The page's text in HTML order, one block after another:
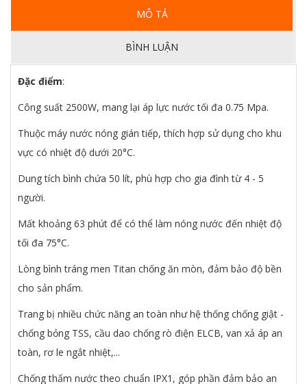
MÔ TẢ
BÌNH LUẬN
Đặc điểm:
Công suất 2500W, mang lại áp lực nước tối đa 0.75 Mpa.
Thuộc máy nước nóng gián tiếp, thích hợp sử dụng cho khu
vực có nhiệt độ dưới 20°C.
Dung tích bình chứa 50 lít, phù hợp cho gia đình từ 4 - 5
người.
Mất khoảng 63 phút để có thể làm nóng nước đến nhiệt độ
tối đa 75°C.
Lòng bình tráng men Titan chống ăn mòn, đảm bảo độ bền
cho sản phẩm.
Trang bị nhiều chức năng an toàn như hệ thống chống giật -
chống bỏng TSS, cầu dao chống rò điện ELCB, van xả áp an
toàn, rơ le ngắt nhiệt,...
Chống thấm nước theo chuẩn IPX1, góp phần đảm bảo an